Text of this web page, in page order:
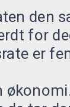
den
for
er